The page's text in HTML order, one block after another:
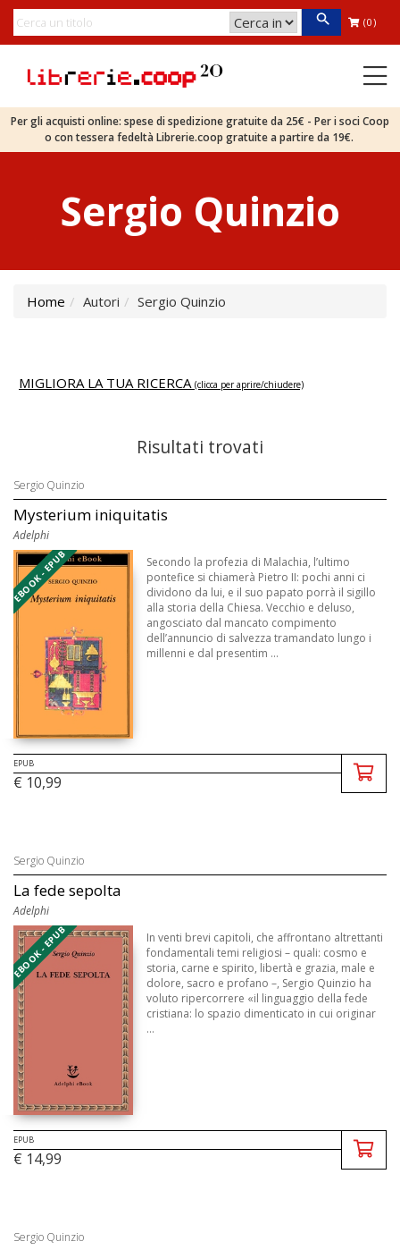
(0)
Per gli acquisti online: spese di spedizione gratuite da 25€ - Per i soci Coop
o con tessera fedeltà Librerie.coop gratuite a partire da 19€.
Sergio Quinzio
Home Autori Sergio Quinzio
MIGLIORA LA TUA RICERCA (clicca per aprire/chiudere)
Risultati trovati
Sergio Quinzio
Mysterium iniquitatis
Adelphi
EBOOK - EPUB
Secondo la profezia di Malachia, l’ultimo
pontefice si chiamerà Pietro II: pochi anni ci
dividono da lui, e il suo papato porrà il sigillo
alla storia della Chiesa. Vecchio e deluso,
angosciato dal mancato compimento
dell’annuncio di salvezza tramandato lungo i
millenni e dal presentim ...
EPUB
€ 10,99
Sergio Quinzio
La fede sepolta
Adelphi
EBOOK - EPUB
In venti brevi capitoli, che affrontano altrettanti
fondamentali temi religiosi – quali: cosmo e
storia, carne e spirito, libertà e grazia, male e
dolore, sacro e profano –, Sergio Quinzio ha
voluto ripercorrere «il linguaggio della fede
cristiana: lo spazio dimenticato in cui originar
...
EPUB
€ 14,99
Sergio Quinzio